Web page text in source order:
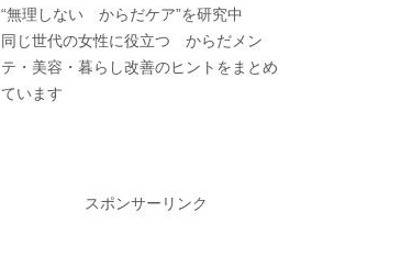
“無理しない からだケア”を研究中
同じ世代の女性に役立つ からだメン
テ・美容・暮らし改善のヒントをまとめ
ています
スポンサーリンク